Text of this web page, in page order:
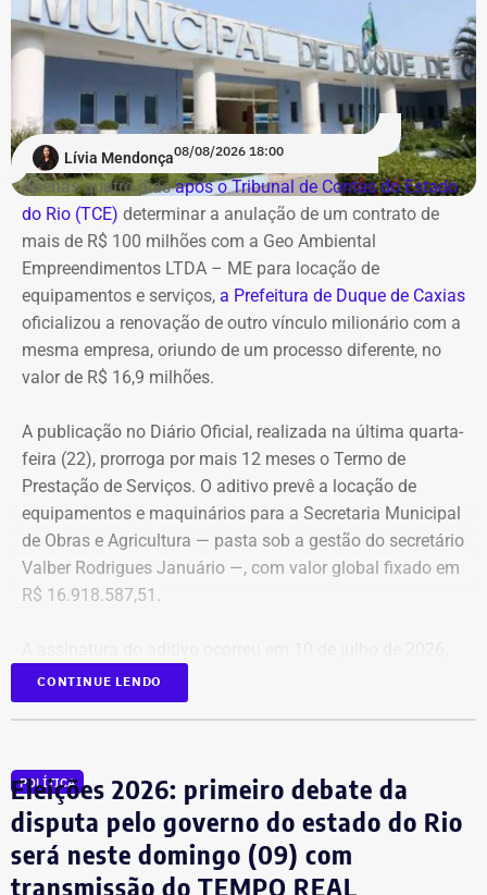
interesses da companhia. Segundo o documento, esse
cenário expõe os diretores a potenciais represálias,
tornando necessária a utilização de veículos blindados.
A contratação ocorre em meio ao endurecimento das
ações de compliance da companhia, que recentemente
reforçou auditorias internas em parceria com o GSI e a
Casa Civil.
A empresa também destaca que não possui SUVs
blindados em sua frota própria, razão pela qual optou
pela locação dos veículos por meio de adesão à ata do
GSI.
Os veículos serão destinados exclusivamente aos
Suprimentos (DSU) e Segurança e Governança (DSG). O
contrato foi firmado com a empresa Rei dos Blindados
Locação de Veículos Ltda. e prevê a locação de quatro
SUVs zero quilômetro, com blindagem nível III-A, sem
motorista e sem fornecimento de combustível.
Cada automóvel custará R$ 8.977,78 por mês,
COM FÁBIO MARTINS
Lívia Mendonça08/08/2026 18:00
Apenas quatro diasapós o Tribunal de Contas do Estado
do Rio (TCE) determinar a anulação de um contrato de
mais de R$ 100 milhões com a Geo Ambiental
Empreendimentos LTDA – ME para locação de
equipamentos e serviços, a Prefeitura de Duque de Caxias
oficializou a renovação de outro vínculo milionário com a
mesma empresa, oriundo de um processo diferente, no
valor de R$ 16,9 milhões.
A publicação no Diário Oficial, realizada na última quarta-
feira (22), prorroga por mais 12 meses o Termo de
Prestação de Serviços. O aditivo prevê a locação de
equipamentos e maquinários para a Secretaria Municipal
de Obras e Agricultura — pasta sob a gestão do secretário
Valber Rodrigues Januário —, com valor global fixado em
R$ 16.918.587,51.
garantindo a continuidade da prestação de serviços com
a emissão de uma nota de empenho parcial inicial no
TCE diz que falhas em outro contrato
contrariam princípio da Lei de
Licitações
CONTINUE LENDO
POLÍTICA
Eleições 2026: primeiro debate da
disputa pelo governo do estado do Rio
será neste domingo (09) com
transmissão do TEMPO REAL